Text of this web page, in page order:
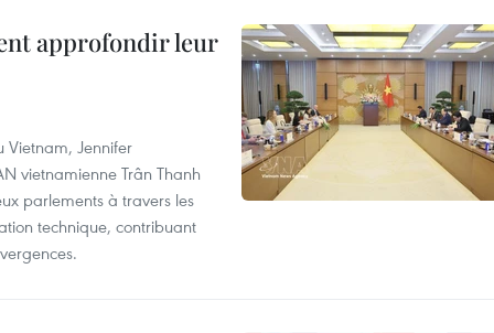
approfondir leur
Vietnam, Jennifer
vietnamienne Trân Thanh
parlements à travers les
technique, contribuant